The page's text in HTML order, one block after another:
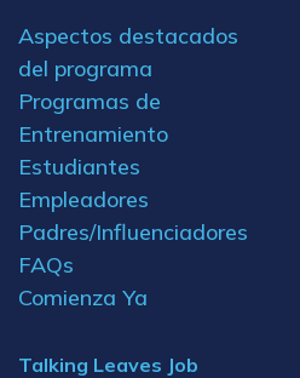
Aspectos destacados
del programa
Programas de
Entrenamiento
Estudiantes
Empleadores
Padres/Influenciadores
FAQs
Comienza Ya
Talking Leaves Job